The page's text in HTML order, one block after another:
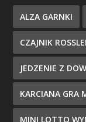
ALZA GARNKI
CZAJNIK
JEDZENIE Z
KARCIANA GRA
MINI LOTTO